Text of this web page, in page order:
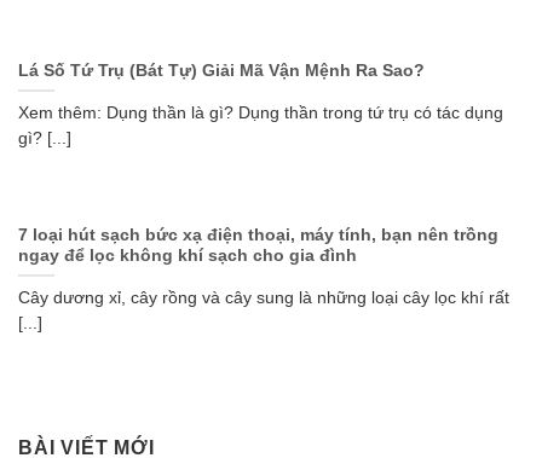
Lá Số Tứ Trụ (Bát Tự) Giải Mã Vận Mệnh Ra Sao?
Xem thêm: Dụng thần là gì? Dụng thần trong tứ trụ có tác dụng
gì? [...]
7 loại hút sạch bức xạ điện thoại, máy tính, bạn nên trồng
ngay để lọc không khí sạch cho gia đình
Cây dương xỉ, cây rồng và cây sung là những loại cây lọc khí rất
[...]
BÀI VIẾT MỚI